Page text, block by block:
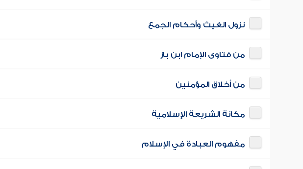
نزول الغيث وأحكام الجمع
من فتاوى الإمام ابن باز
من أخلاق المؤمنين
مكانة الشريعة الإسلامية
مفهوم العبادة في الإسلام